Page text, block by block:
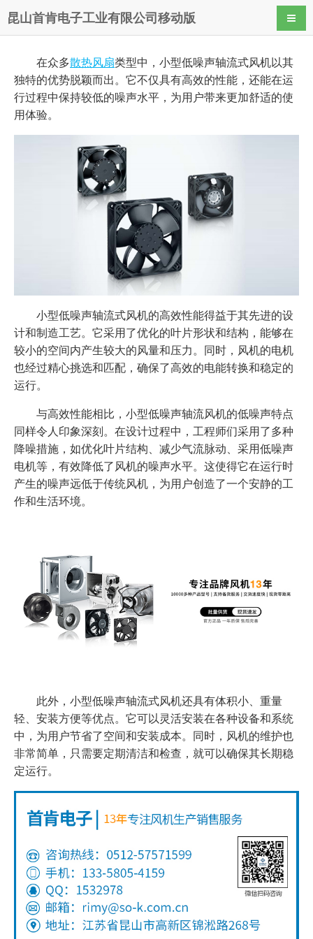
昆山首肯电子工业有限公司移动版 导航
在众多散热风扇类型中，小型低噪声轴流式风机以其
独特的优势脱颖而出。它不仅具有高效的性能，还能在运
行过程中保持较低的噪声水平，为用户带来更加舒适的使
用体验。
小型低噪声轴流式风机的高效性能得益于其先进的设
计和制造工艺。它采用了优化的叶片形状和结构，能够在
较小的空间内产生较大的风量和压力。同时，风机的电机
也经过精心挑选和匹配，确保了高效的电能转换和稳定的
运行。
与高效性能相比，小型低噪声轴流风机的低噪声特点
同样令人印象深刻。在设计过程中，工程师们采用了多种
降噪措施，如优化叶片结构、减少气流脉动、采用低噪声
电机等，有效降低了风机的噪声水平。这使得它在运行时
产生的噪声远低于传统风机，为用户创造了一个安静的工
作和生活环境。
此外，小型低噪声轴流式风机还具有体积小、重量
轻、安装方便等优点。它可以灵活安装在各种设备和系统
中，为用户节省了空间和安装成本。同时，风机的维护也
非常简单，只需要定期清洁和检查，就可以确保其长期稳
定运行。